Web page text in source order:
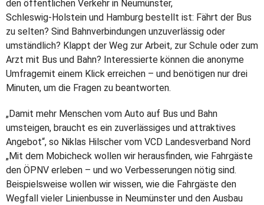
den öffentlichen Verkehr in Neumünster,
Schleswig-Holstein und Hamburg bestellt ist: Fährt der Bus
zu selten? Sind Bahnverbindungen unzuverlässig oder
umständlich? Klappt der Weg zur Arbeit, zur Schule oder zum
Arzt mit Bus und Bahn? Interessierte können die anonyme
Umfragemit einem Klick erreichen – und benötigen nur drei
Minuten, um die Fragen zu beantworten.
„Damit mehr Menschen vom Auto auf Bus und Bahn
umsteigen, braucht es ein zuverlässiges und attraktives
Angebot“, so Niklas Hilscher vom VCD Landesverband Nord
„Mit dem Mobicheck wollen wir herausfinden, wie Fahrgäste
den ÖPNV erleben – und wo Verbesserungen nötig sind.
Beispielsweise wollen wir wissen, wie die Fahrgäste den
Wegfall vieler Linienbusse in Neumünster und den Ausbau